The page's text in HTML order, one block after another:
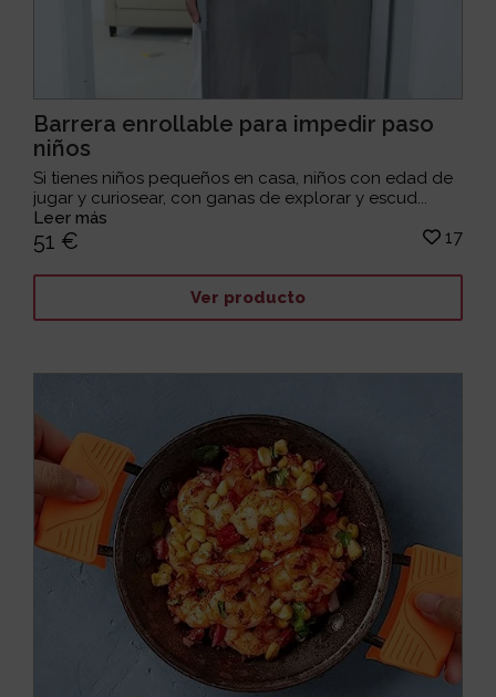
Barrera enrollable para impedir paso
niños
Si tienes niños pequeños en casa, niños con edad de
jugar y curiosear, con ganas de explorar y escud...
Leer más
51 € 17
Ver producto